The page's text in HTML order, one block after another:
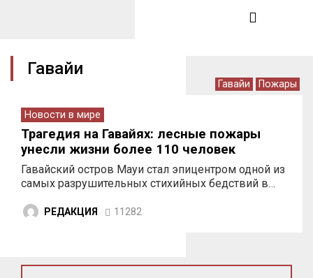
Гавайи
Гавайи Пожары
Новости в мире
Трагедия на Гавайях: лесные пожары
унесли жизни более 110 человек
Гавайский остров Мауи стал эпицентром одной из
самых разрушительных стихийных бедствий в…
РЕДАКЦИЯ 11282